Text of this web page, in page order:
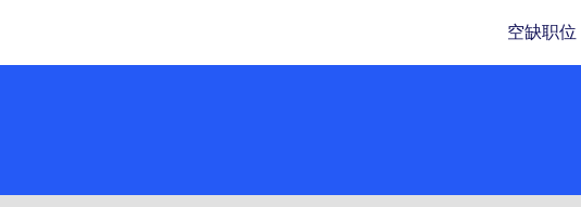
空缺职位